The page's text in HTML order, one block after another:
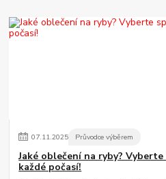
07.11.2025 Průvodce výběrem
Jaké oblečení na ryby?
každé počasí!